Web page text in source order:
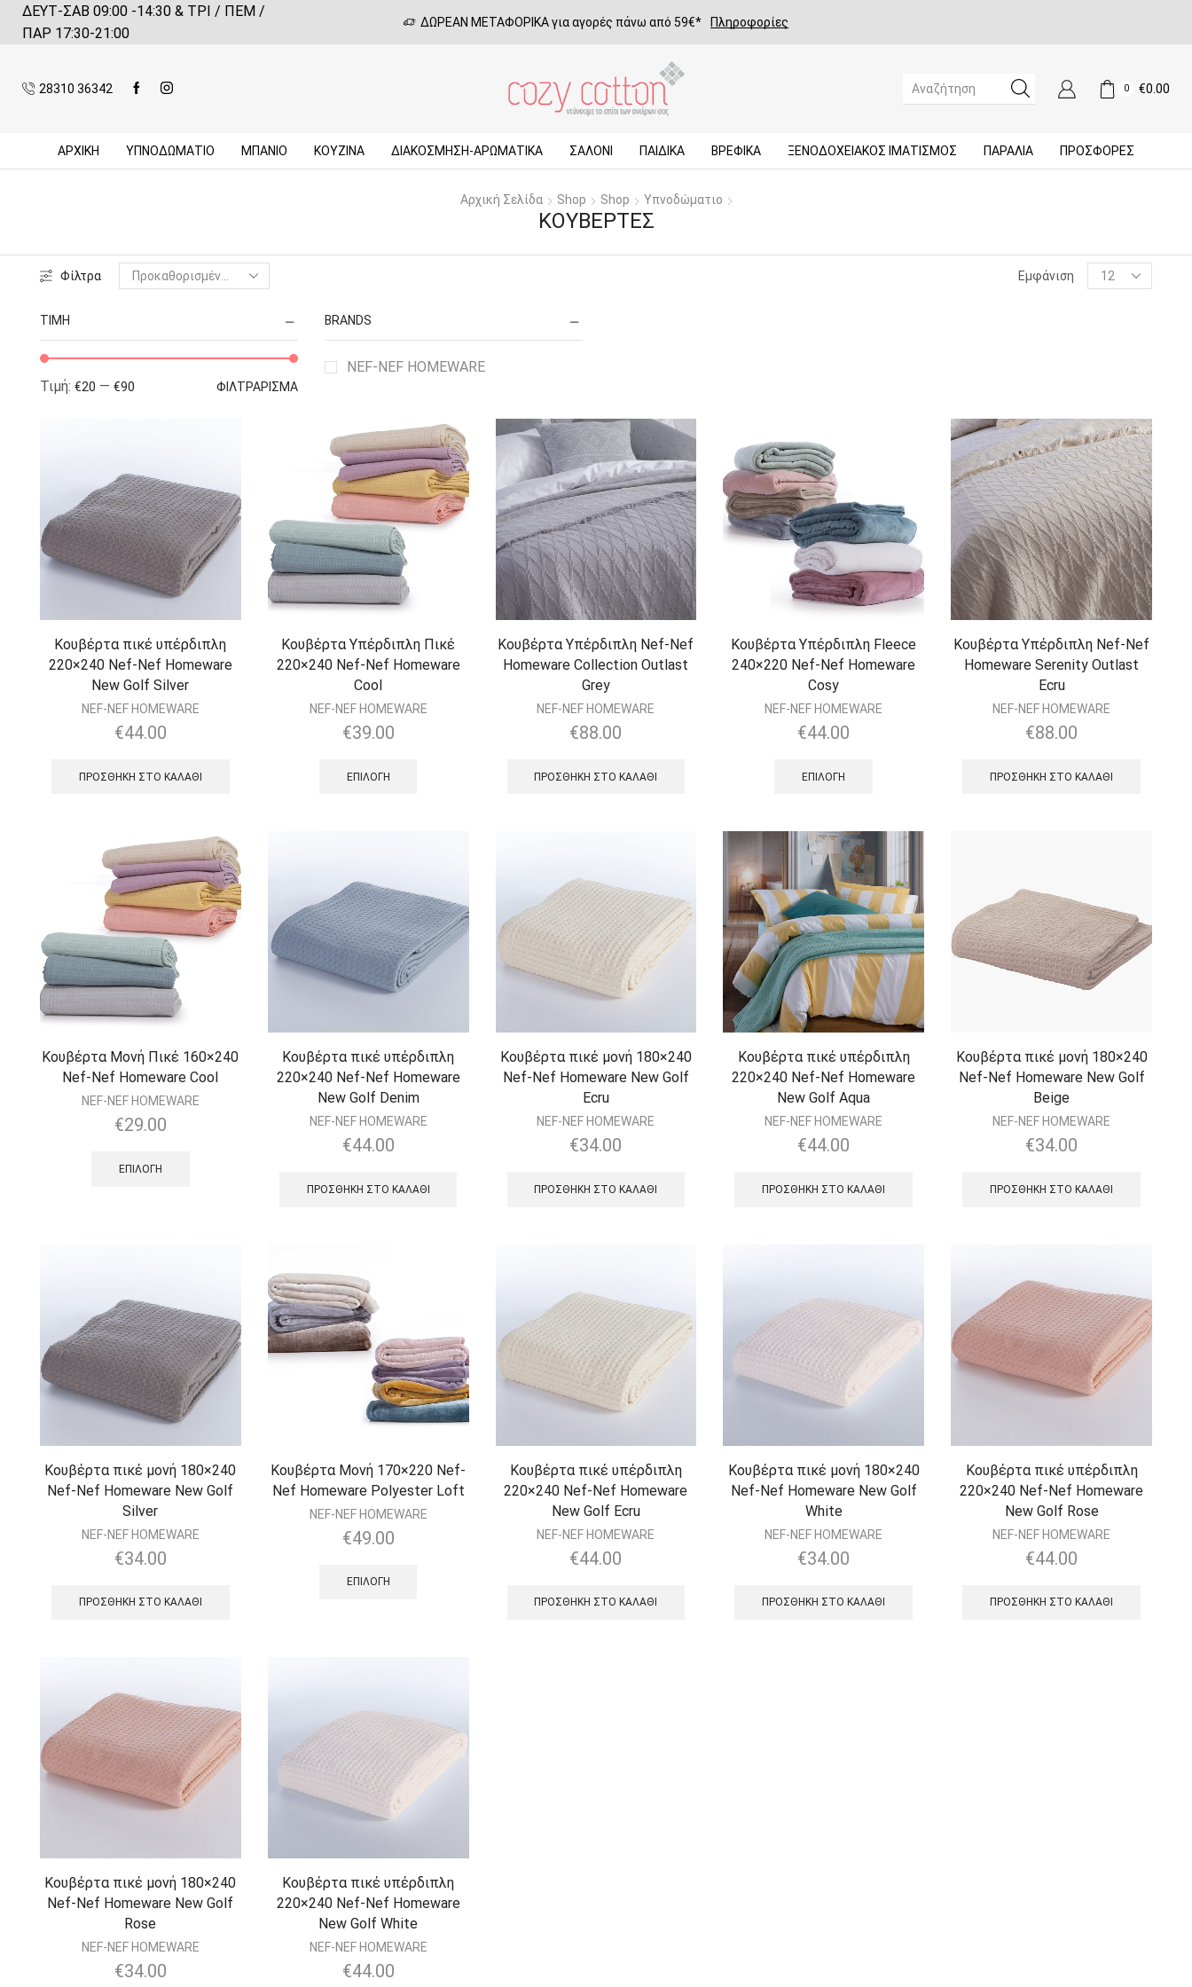
ΔΕΥΤ-ΣΑΒ 09:00 -14:30 & ΤΡΙ / ΠΕΜ /
ΠΑΡ 17:30-21:00
ΔΩΡΕΑΝ ΜΕΤΑΦΟΡΙΚΑ για αγορές πάνω από 59€* Πληροφορίες
28310 36342
SEARCH
0 €0.00
ΑΡΧΙΚΉ ΥΠΝΟΔΩΜΑΤΙΟ ΜΠΆΝΙΟ ΚΟΥΖΊΝΑ ΔΙΑΚΟΣΜΗΣΗ-ΑΡΩΜΑΤΙΚΑ ΣΑΛΌΝΙ ΠΑΙΔΙΚΆ ΒΡΕΦΙΚΆ ΞΕΝΟΔΟΧΕΙΑΚΌΣ ΙΜΑΤΙΣΜΌΣ ΠΑΡΑΛΙΑ ΠΡΟΣΦΟΡΈΣ
Αρχική Σελίδα Shop Shop Υπνοδώματιο
ΚΟΥΒΈΡΤΕΣ
Φίλτρα Εμφάνιση
Products
per
ΤΙΜΉ
ΦΙΛΤΡΆΡΙΣΜΑ
Τιμή: €20 — €90
BRANDS
NEF-NEF HOMEWARE
Κουβέρτα πικέ υπέρδιπλη
220×240 Nef-Nef Homeware
New Golf Silver
NEF-NEF HOMEWARE
€44.00
ΠΡΟΣΘΉΚΗ ΣΤΟ ΚΑΛΆΘΙ
Κουβέρτα Υπέρδιπλη Πικέ
220×240 Nef-Nef Homeware
Cool
NEF-NEF HOMEWARE
€39.00
ΕΠΙΛΟΓΉ
Κουβέρτα Υπέρδιπλη Nef-Nef
Homeware Collection Outlast
Grey
NEF-NEF HOMEWARE
€88.00
ΠΡΟΣΘΉΚΗ ΣΤΟ ΚΑΛΆΘΙ
Κουβέρτα Υπέρδιπλη Fleece
240×220 Nef-Nef Homeware
Cosy
NEF-NEF HOMEWARE
€44.00
ΕΠΙΛΟΓΉ
Κουβέρτα Υπέρδιπλη Nef-Nef
Homeware Serenity Outlast
Ecru
NEF-NEF HOMEWARE
€88.00
ΠΡΟΣΘΉΚΗ ΣΤΟ ΚΑΛΆΘΙ
Κουβέρτα Μονή Πικέ 160×240
Nef-Nef Homeware Cool
NEF-NEF HOMEWARE
€29.00
ΕΠΙΛΟΓΉ
Κουβέρτα πικέ υπέρδιπλη
220×240 Nef-Nef Homeware
New Golf Denim
NEF-NEF HOMEWARE
€44.00
ΠΡΟΣΘΉΚΗ ΣΤΟ ΚΑΛΆΘΙ
Κουβέρτα πικέ μονή 180×240
Nef-Nef Homeware New Golf
Ecru
NEF-NEF HOMEWARE
€34.00
ΠΡΟΣΘΉΚΗ ΣΤΟ ΚΑΛΆΘΙ
Κουβέρτα πικέ υπέρδιπλη
220×240 Nef-Nef Homeware
New Golf Aqua
NEF-NEF HOMEWARE
€44.00
ΠΡΟΣΘΉΚΗ ΣΤΟ ΚΑΛΆΘΙ
Κουβέρτα πικέ μονή 180×240
Nef-Nef Homeware New Golf
Beige
NEF-NEF HOMEWARE
€34.00
ΠΡΟΣΘΉΚΗ ΣΤΟ ΚΑΛΆΘΙ
Κουβέρτα πικέ μονή 180×240
Nef-Nef Homeware New Golf
Silver
NEF-NEF HOMEWARE
€34.00
ΠΡΟΣΘΉΚΗ ΣΤΟ ΚΑΛΆΘΙ
Κουβέρτα Μονή 170×220 Nef-
Nef Homeware Polyester Loft
NEF-NEF HOMEWARE
€49.00
ΕΠΙΛΟΓΉ
Κουβέρτα πικέ υπέρδιπλη
220×240 Nef-Nef Homeware
New Golf Ecru
NEF-NEF HOMEWARE
€44.00
ΠΡΟΣΘΉΚΗ ΣΤΟ ΚΑΛΆΘΙ
Κουβέρτα πικέ μονή 180×240
Nef-Nef Homeware New Golf
White
NEF-NEF HOMEWARE
€34.00
ΠΡΟΣΘΉΚΗ ΣΤΟ ΚΑΛΆΘΙ
Κουβέρτα πικέ υπέρδιπλη
220×240 Nef-Nef Homeware
New Golf Rose
NEF-NEF HOMEWARE
€44.00
ΠΡΟΣΘΉΚΗ ΣΤΟ ΚΑΛΆΘΙ
Κουβέρτα πικέ μονή 180×240
Nef-Nef Homeware New Golf
Rose
NEF-NEF HOMEWARE
€34.00
Κουβέρτα πικέ υπέρδιπλη
220×240 Nef-Nef Homeware
New Golf White
NEF-NEF HOMEWARE
€44.00